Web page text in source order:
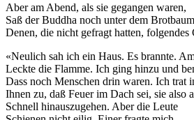
Aber am Abend, als sie gegangen waren,
Saß der Buddha noch unter dem
Denen, die nicht gefragt hatten, folgendes
«Neulich sah ich ein Haus. Es brannte.
Leckte die Flamme. Ich ging hinzu und
Dass noch Menschen drin waren. Ich trat
Ihnen zu, daß Feuer im Dach sei, sie also
Schnell hinauszugehen. Aber die Leute